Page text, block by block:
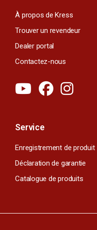
À propos de Kress
Trouver un revendeur
Dealer portal
Contactez-nous
Service
Enregistrement de produit
Déclaration de garantie
Catalogue de produits